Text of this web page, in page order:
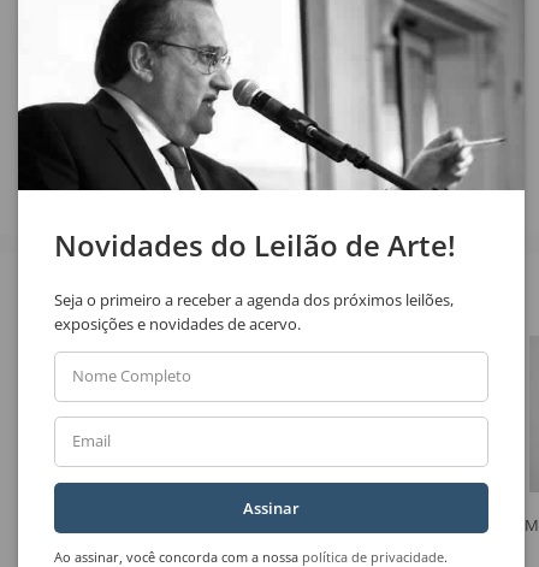
Exemplar nº: 3/100
Compartilhar
Veja também
Sem Título
Chaleira, Frutas, Flor e Etc
Novidades do Leilão de Arte!
Seja o primeiro a receber a agenda dos próximos leilões,
exposições e novidades de acervo.
Nome Completo
Email
Assinar
Ao assinar, você concorda com a nossa política de privacidade.